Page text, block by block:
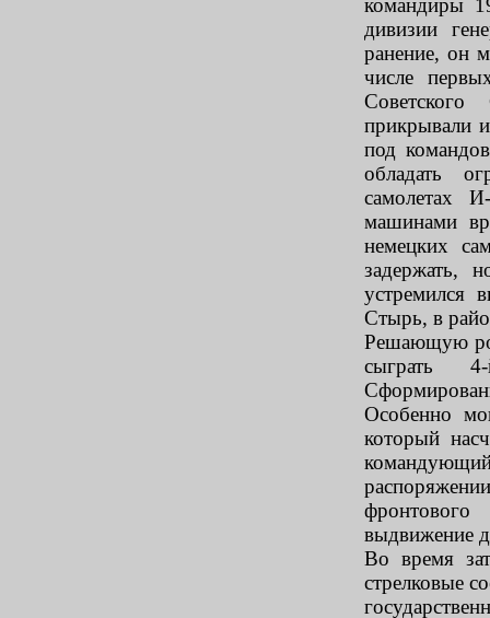
командиры
дивизии
ранение, он
числе
прикрывали
под
обладать
самолетах
машинами
немецких
задержать,
устремился
Стырь, в
Решающую
сыграть
Особенно
который
фронтового
выдвижение
Во время
стрелковые